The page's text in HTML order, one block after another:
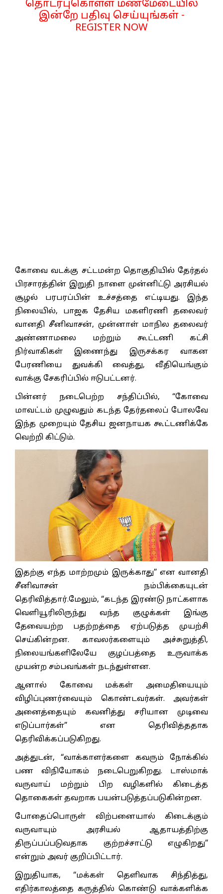
தொடர்புகொள்ள மணமேடையில்
இன்றே பதிவு செய்யுங்கள் -
REGISTER NOW
கோவை வடக்கு சட்டமன்ற தொகுதியில் தேர்தல்
பிரசாரத்தின் இறுதி நாளை முன்னிட்டு அரசியல்
சூழல் பரபரப்பின் உச்சத்தை எட்டியது. இந்த
நிலையில், பாஜக தேசிய மகளிரணி தலைவர்
வானதி சீனிவாசன், முன்னாள் மாநில தலைவர்
அண்ணாமலை மற்றும் கூட்டணி கட்சி
நிர்வாகிகள் இணைந்து இருசக்கர வாகன
பேரணியை துவக்கி வைத்து, வீதியெங்கும்
வாக்கு சேகரிப்பில் ஈடுபட்டனர்.
பின்னர் நடைபெற்ற சந்திப்பில், “கோவை
மாவட்டம் முழுவதும் கடந்த தேர்தலைப் போலவே
இந்த முறையும் தேசிய ஜனநாயக கூட்டணிக்கே
வெற்றி கிட்டும்.
இதற்கு எந்த மாற்றமும் இருக்காது” என வானதி
சீனிவாசன் நம்பிக்கையுடன்
தெரிவித்தார்.மேலும், “கடந்த இரண்டு நாட்களாக
வெளியூரிலிருந்து வந்த குழுக்கள் இங்கு
தேவையற்ற பதற்றத்தை ஏற்படுத்த முயற்சி
செய்கின்றன. காவலர்களையும் அச்சுறுத்தி,
நிலையங்களிலேயே குழப்பத்தை உருவாக்க
முயன்ற சம்பவங்கள் நடந்துள்ளன.
ஆனால் கோவை மக்கள் அமைதியையும்
விழிப்புணர்வையும் கொண்டவர்கள். அவர்கள்
அனைத்தையும் கவனித்து சரியான முடிவை
எடுப்பார்கள்” என தெரிவித்ததாக
தெரிவிக்கப்படுகிறது.
அத்துடன், “வாக்காளர்களை கவரும் நோக்கில்
பண விநியோகம் நடைபெறுகிறது. டாஸ்மாக்
வருவாய் மற்றும் பிற வழிகளில் கிடைத்த
தொகைகள் தவறாக பயன்படுத்தப்படுகின்றன.
போதைப்பொருள் விற்பனையால் கிடைக்கும்
வருவாயும் அரசியல் ஆதாயத்திற்கு
திருப்பப்படுவதாக குற்றச்சாட்டு எழுகிறது”
என்றும் அவர் குறிப்பிட்டார்.
இறுதியாக, “மக்கள் தெளிவாக சிந்தித்து,
எதிர்காலத்தை கருத்தில் கொண்டு வாக்களிக்க